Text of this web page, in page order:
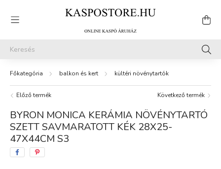
balkon és kert kültéri növénytartók
Előző termék Következő termék
BYRON MONICA KERÁMIA NÖVÉNYTARTÓ
SZETT SAVMARATOTT KÉK 28X25-
47X44CM S3